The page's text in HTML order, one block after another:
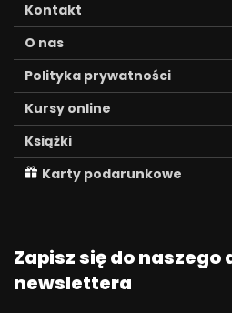
Kontakt
O nas
Polityka prywatności
Kursy online
Książki
Karty podarunkowe
Zapisz się do
newslettera